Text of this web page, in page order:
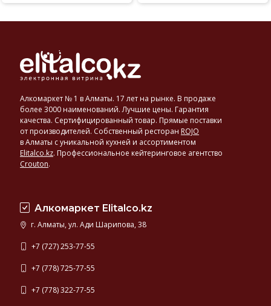
Алкомаркет № 1 в Алматы. 17 лет на рынке. В продаже
более 3000 наименований. Лучшие цены. Гарантия
качества. Сертифицированный товар. Прямые поставки
от производителей. Собственный ресторан ROJO
в Алматы с уникальной кухней и ассортиментом
Elitalco.kz. Профессиональное кейтеринговое агентство
Crouton.
Алкомаркет Elitalco.kz
г. Алматы, ул. Ади Шарипова, 38
+7 (727) 253-77-55
+7 (778) 725-77-55
+7 (778) 322-77-55